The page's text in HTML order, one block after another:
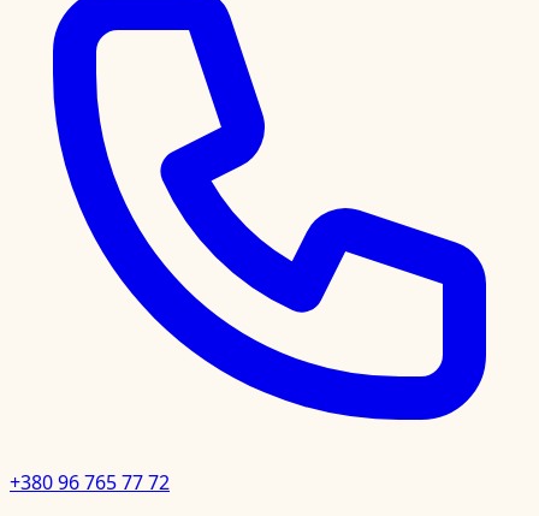
+380 96 765 77 72